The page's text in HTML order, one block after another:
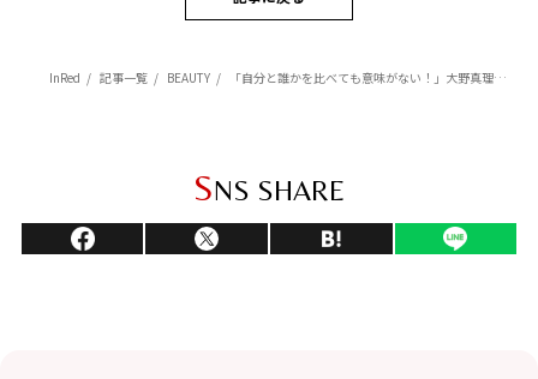
InRed 記事一覧 BEAUTY 「自分と誰かを比べても意味がない！」大野真理子が迷える30代に贈る、心健やかに生きるヒント
SNS SHARE